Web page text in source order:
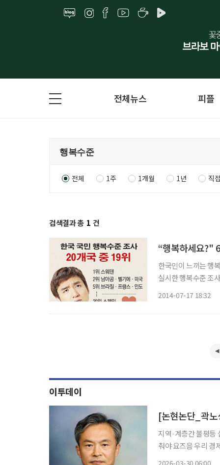
전체뉴스 피플
전체 1주 1개월 1년 직
검색결과 총 1 건
“행복하세요?"
한국인이 느끼는 행복도가 주요
실시한 행복수준 조
2014-07-17 18:32
이투데이
[논현논단_곽노
지역·계층간 불평등
춰야 요즈음 우리 경제의 화두는 단연 인공지능(AI)이다. 정부에서는 미국, 중국에 이은 세계